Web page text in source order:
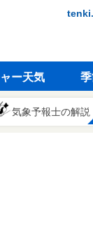
ー天気
気象予報士の解説